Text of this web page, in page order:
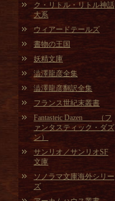
ク・リトル・リトル神話
大系
ウィアードテールズ
書物の王国
妖精文庫
澁澤龍彦全集
澁澤龍彦翻訳全集
フランス世紀末叢書
Fantasteic Dazen （フ
ァンタスティック・ダズ
ン）
サンリオ／サンリオSF
文庫
ソノラマ文庫海外シリー
ズ